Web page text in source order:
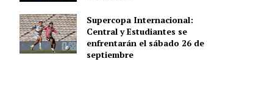
Supercopa Internacional:
Central y Estudiantes se
enfrentarán el sábado 26 de
septiembre